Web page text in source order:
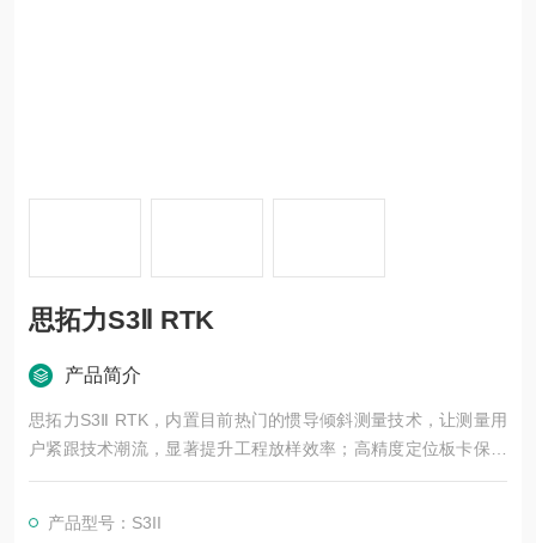
思拓力S3Ⅱ RTK
产品简介
思拓力S3Ⅱ RTK，内置目前热门的惯导倾斜测量技术，让测量用
户紧跟技术潮流，显著提升工程放样效率；高精度定位板卡保障
信号接收质量，全⾯⽀持北⽃三号；IP68防护等级经得住工地风
提供多种放样工具，轻松搞定工程测量涉及的常用场景。
产品型号：S3II